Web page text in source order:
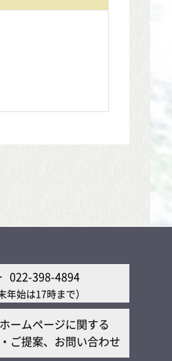
022-398-4894
年始は17時まで）
ームページに関する
ご提案、お問い合わせ